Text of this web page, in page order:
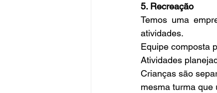
5. Recreação
Temos uma
atividades.
Equipe composta
Atividades
Crianças são
mesma turma que